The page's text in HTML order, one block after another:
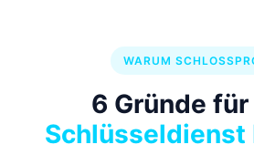
WARUM
6 Gründe für
Schlüsseldienst